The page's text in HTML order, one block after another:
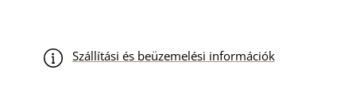
Szállítási és beüzemelési információk